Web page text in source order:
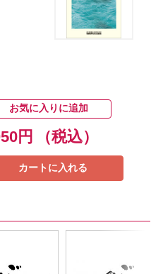
お気に入りに追加
円 （税込）
カートに入れる